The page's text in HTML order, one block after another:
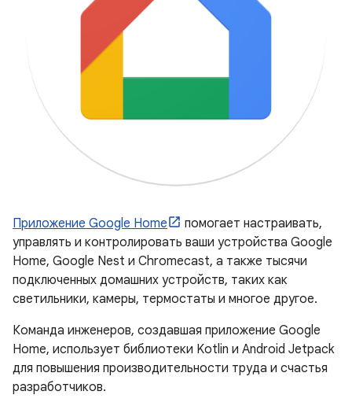
Приложение Google Home
помогает настраивать,
управлять и контролировать ваши устройства Google
Home, Google Nest и Chromecast, а также тысячи
подключенных домашних устройств, таких как
светильники, камеры, термостаты и многое другое.
Команда инженеров, создавшая приложение Google
Home, использует библиотеки Kotlin и Android Jetpack
для повышения производительности труда и счастья
разработчиков.